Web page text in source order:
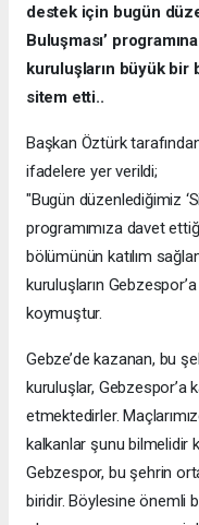
destek için bugün
Buluşması’
kuruluşların büyük bir
sitem etti..
Başkan Öztürk
ifadelere yer verildi;
"Bugün düzenlediğimiz
programımıza davet
bölümünün katılım
kuruluşların Gebzespor’a
koymuştur.
Gebze’de kazanan, bu
kuruluşlar, Gebzespor’a
etmektedirler.
kalkanlar şunu bilmelidir
Gebzespor, bu şehrin
biridir. Böylesine önemli